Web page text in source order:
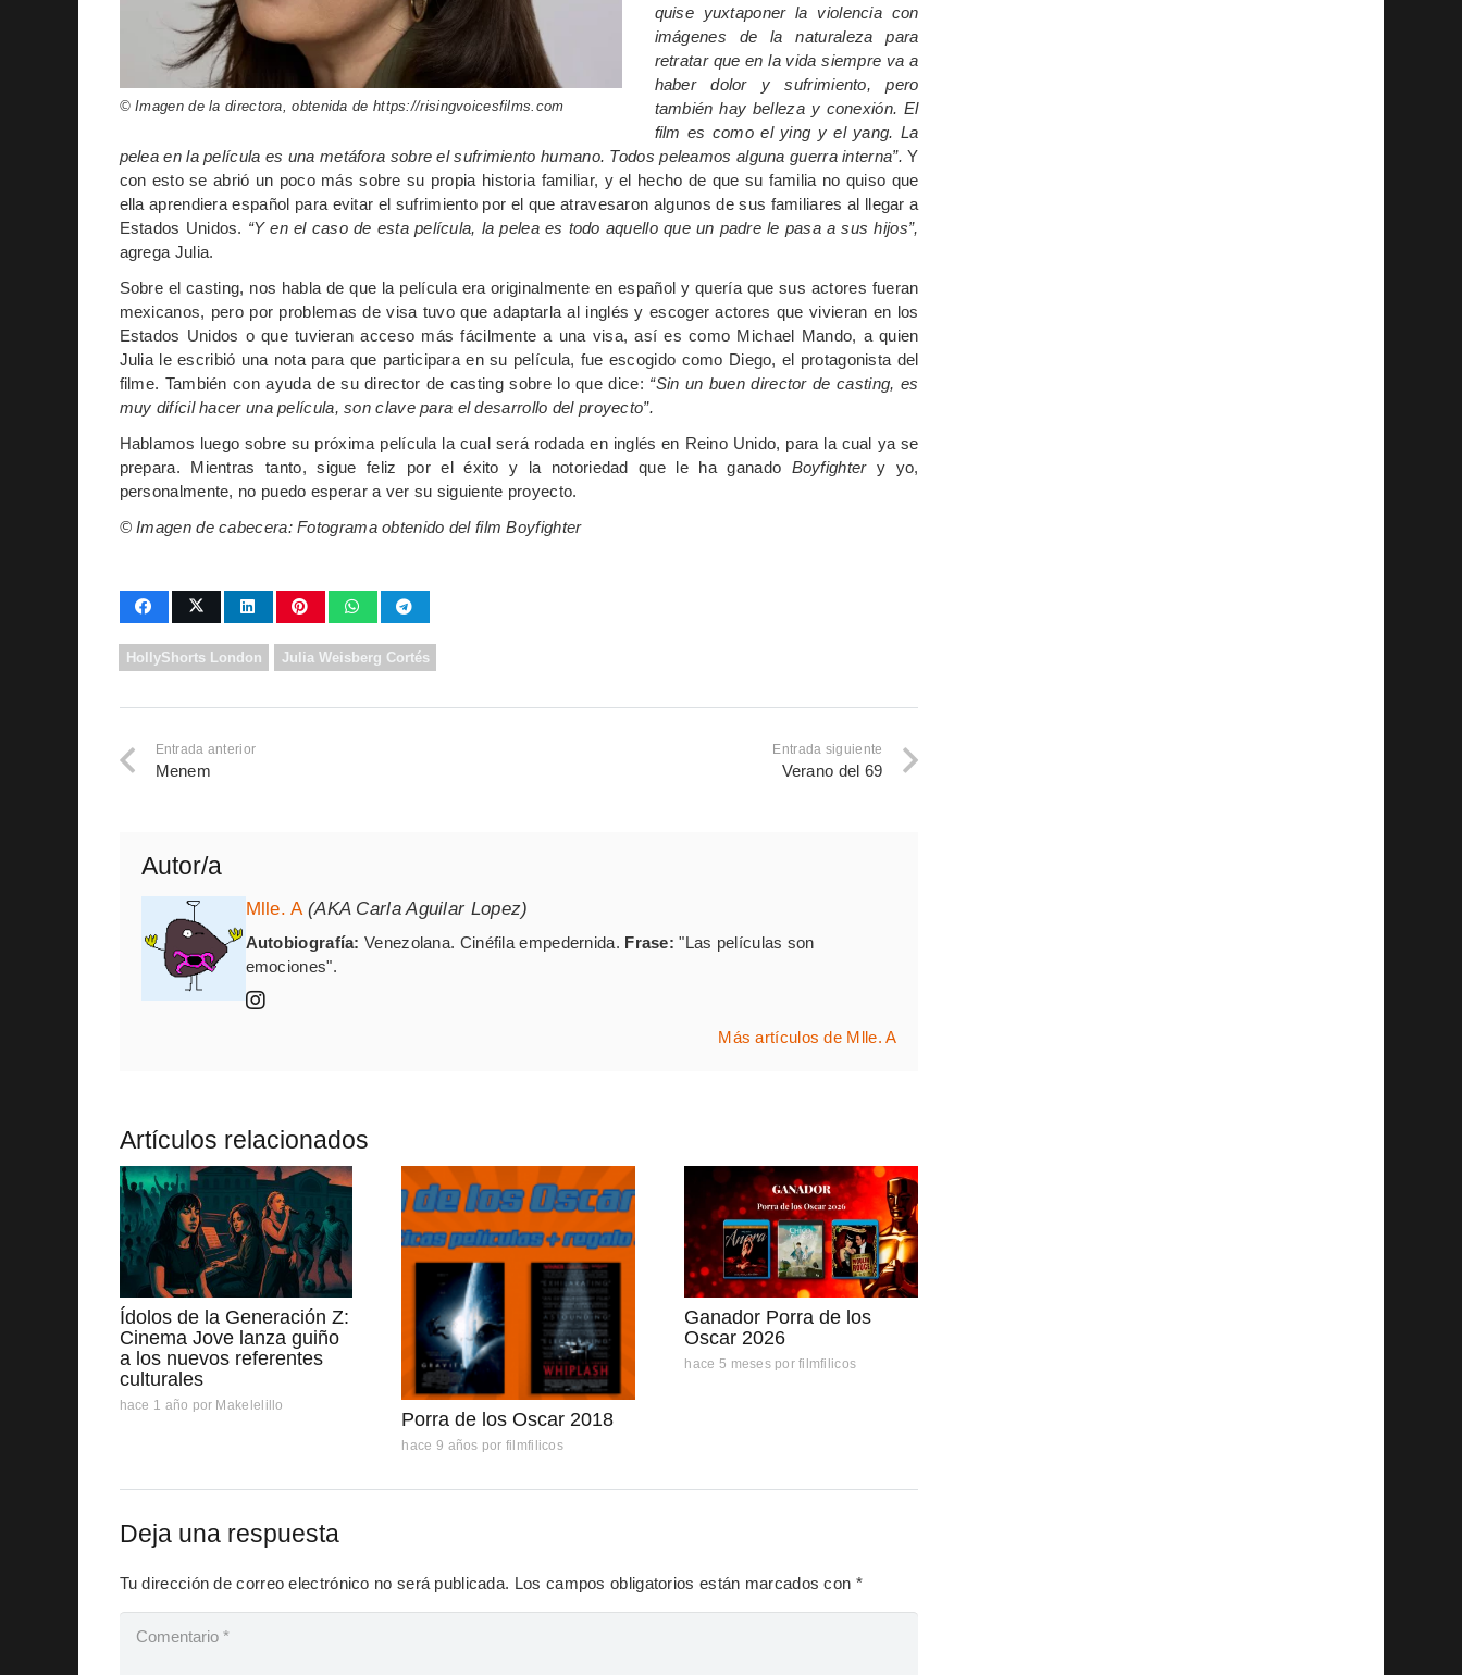
© Imagen de la directora, obtenida de https://risingvoicesfilms.com
quise yuxtaponer la violencia con
imágenes de la naturaleza para
retratar que en la vida siempre va a
haber dolor y sufrimiento, pero
también hay belleza y conexión. El
film es como el ying y el yang. La
pelea en la película es una metáfora sobre el sufrimiento humano. Todos peleamos alguna guerra interna”. Y
con esto se abrió un poco más sobre su propia historia familiar, y el hecho de que su familia no quiso que
ella aprendiera español para evitar el sufrimiento por el que atravesaron algunos de sus familiares al llegar a
Estados Unidos. “Y en el caso de esta película, la pelea es todo aquello que un padre le pasa a sus hijos”,
agrega Julia.
Sobre el casting, nos habla de que la película era originalmente en español y quería que sus actores fueran
mexicanos, pero por problemas de visa tuvo que adaptarla al inglés y escoger actores que vivieran en los
Estados Unidos o que tuvieran acceso más fácilmente a una visa, así es como Michael Mando, a quien
Julia le escribió una nota para que participara en su película, fue escogido como Diego, el protagonista del
filme. También con ayuda de su director de casting sobre lo que dice: “Sin un buen director de casting, es
muy difícil hacer una película, son clave para el desarrollo del proyecto”.
Hablamos luego sobre su próxima película la cual será rodada en inglés en Reino Unido, para la cual ya se
prepara. Mientras tanto, sigue feliz por el éxito y la notoriedad que le ha ganado Boyfighter y yo,
personalmente, no puedo esperar a ver su siguiente proyecto.
© Imagen de cabecera: Fotograma obtenido del film Boyfighter
HollyShorts London Julia Weisberg Cortés
Entrada anterior
Menem
Entrada siguiente
Verano del 69
Autor/a
Mlle. A (AKA Carla Aguilar Lopez)
Autobiografía: Venezolana. Cinéfila empedernida. Frase: "Las películas son
emociones".
Más artículos de Mlle. A
Artículos relacionados
Ídolos de la Generación Z:
Cinema Jove lanza guiño
a los nuevos referentes
culturales
hace 1 año por Makelelillo
Porra de los Oscar 2018
hace 9 años por filmfilicos
Ganador Porra de los
Oscar 2026
hace 5 meses por filmfilicos
Deja una respuesta
Tu dirección de correo electrónico no será publicada. Los campos obligatorios están marcados con *